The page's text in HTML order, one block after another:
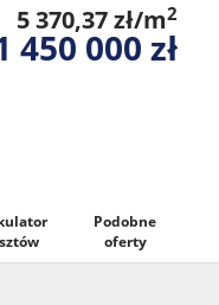
5 370,37 zł/m2
450 000 zł
Podobne
oferty